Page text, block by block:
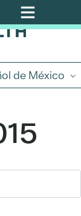
de México